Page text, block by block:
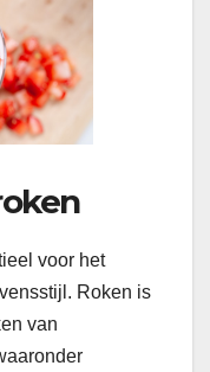
voor het
Roken is
van